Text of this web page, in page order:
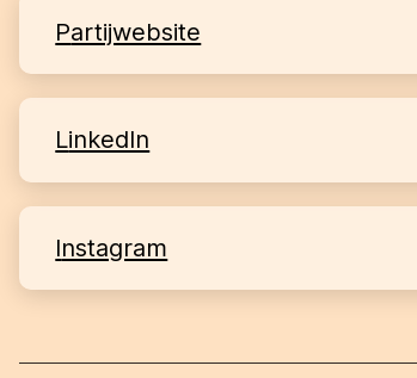
partijwebsite
LinkedIn
Instagram